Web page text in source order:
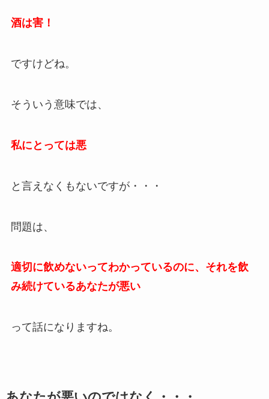
酒は害！
ですけどね。
そういう意味では、
私にとっては悪
と言えなくもないですが・・・
問題は、
適切に飲めないってわかっているのに、それを飲
み続けているあなたが悪い
って話になりますね。